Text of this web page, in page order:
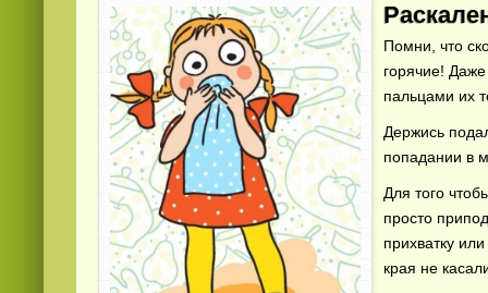
Помни, что
горячие!
пальцами их
Держись
попадании в
Для того
просто
прихватку
края не
на телефон бесплатно